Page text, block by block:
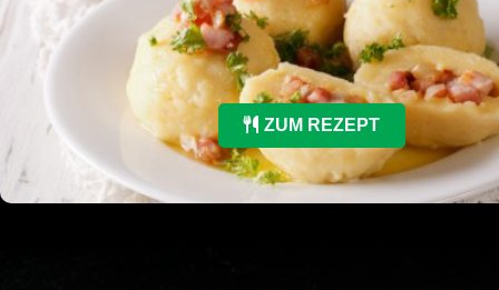
ZUM REZEPT